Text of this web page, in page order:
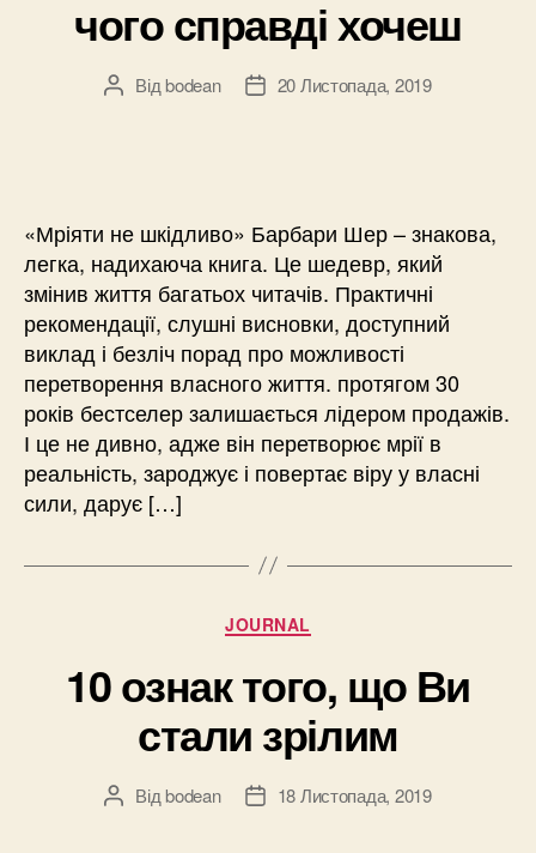
чого справді хочеш
Автор
Відbodean
Дата20 Листопада, 2019
«Мріяти не шкідливо» Барбари Шер – знакова,
легка, надихаюча книга. Це шедевр, який
змінив життя багатьох читачів. Практичні
рекомендації, слушні висновки, доступний
виклад і безліч порад про можливості
перетворення власного життя. протягом 30
років бестселер залишається лідером продажів.
І це не дивно, адже він перетворює мрії в
реальність, зароджує і повертає віру у власні
сили, дарує […]
Категорії
JOURNAL
10 ознак того, що Ви
стали зрілим
Автор
Відbodean
Дата18 Листопада, 2019